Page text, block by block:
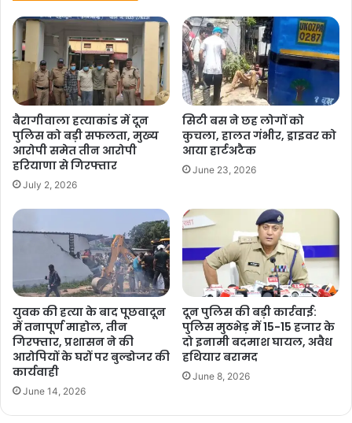
k
बैरागीवाला हत्याकांड में दून
पुलिस को बड़ी सफलता, मुख्य
आरोपी समेत तीन आरोपी
हरियाणा से गिरफ्तार
July 2, 2026
सिटी बस ने छह लोगों को
कुचला, हालत गंभीर, ड्राइवर को
आया हार्टअटैक
June 23, 2026
युवक की हत्या के बाद पूछवादून
में तनापूर्ण माहोल, तीन
गिरफ्तार, प्रशासन ने की
आरोपियों के घरों पर बुल्डोजर की
कार्यवाही
June 14, 2026
दून पुलिस की बड़ी कार्रवाई:
पुलिस मुठभेड़ में 15-15 हजार के
दो इनामी बदमाश घायल, अवैध
हथियार बरामद
June 8, 2026